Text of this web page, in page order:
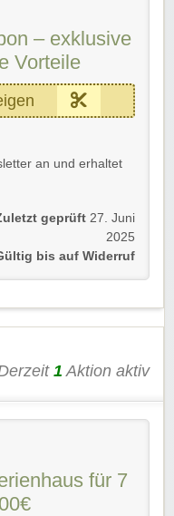
– exklusive
Vorteile
an und erhaltet
erste die neusten
und vieles mehr.
geprüft 27. Juni
2025
bis auf Widerruf
1 Aktion aktiv
für 7